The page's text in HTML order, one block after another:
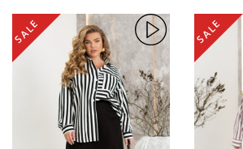
SALE SALE